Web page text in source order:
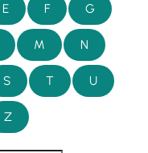
E F G
M N
S T U
Z